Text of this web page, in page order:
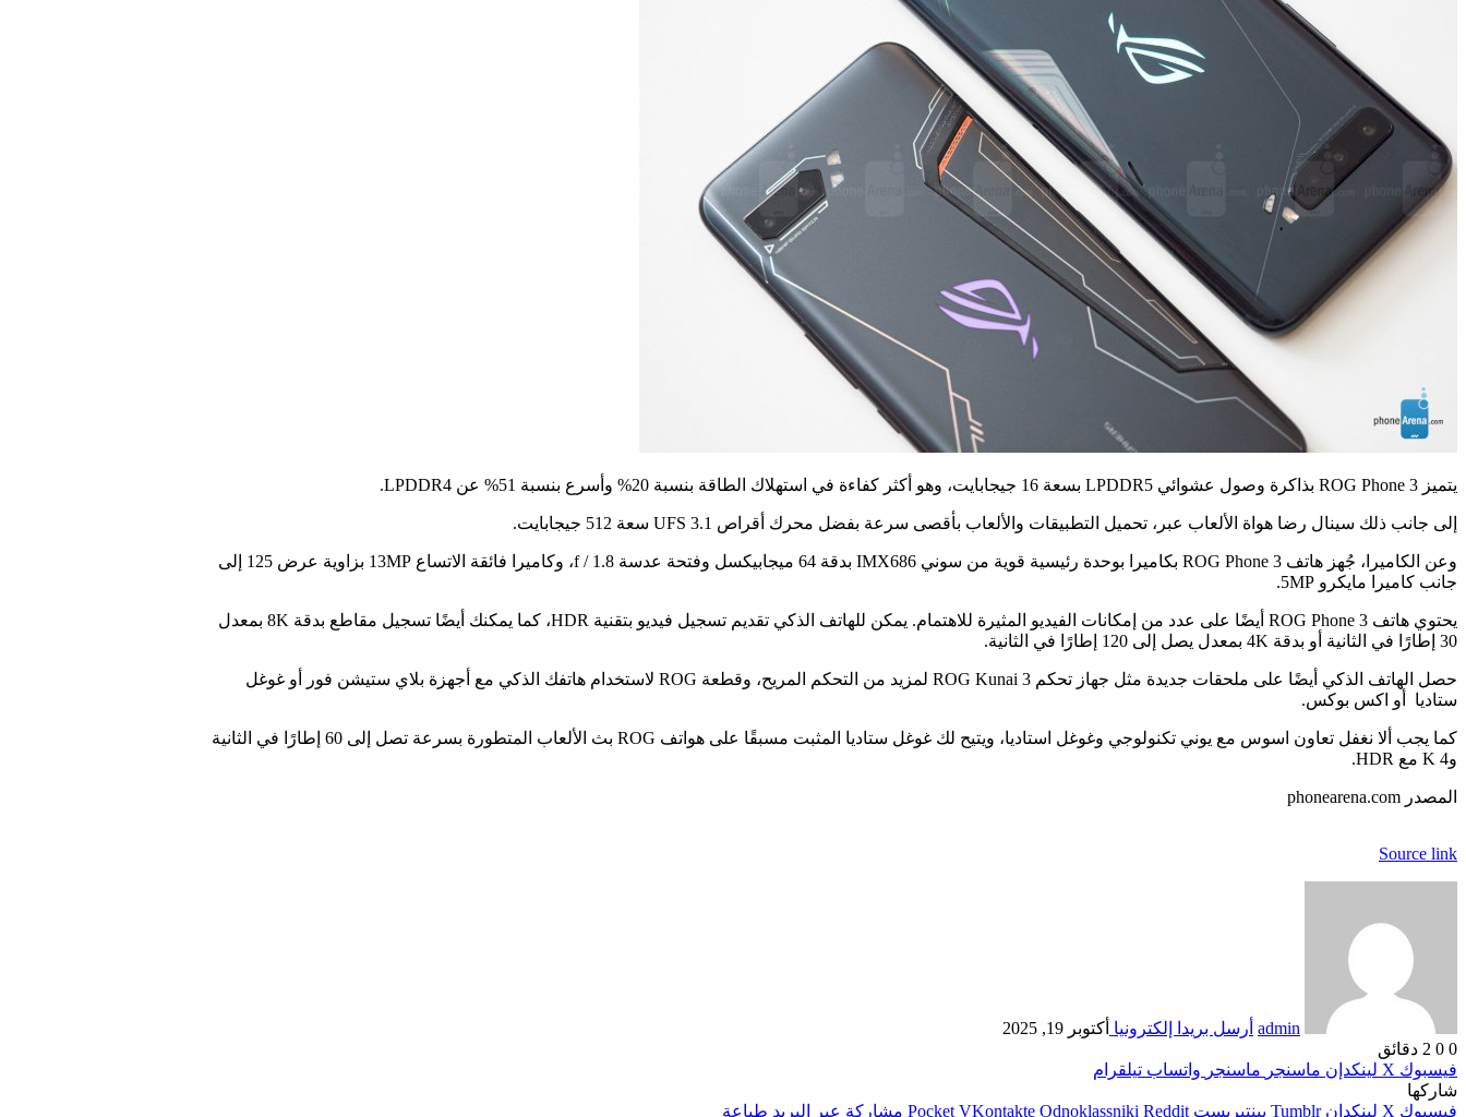
يتميز ROG Phone 3 بذاكرة وصول عشوائي LPDDR5 بسعة 16 جيجابايت، وهو أكثر كفاءة في استهلاك الطاقة بنسبة 20% وأسرع بنسبة 51% عن LPDDR4.
إلى جانب ذلك سينال رضا هواة الألعاب عبر، تحميل التطبيقات والألعاب بأقصى سرعة بفضل محرك أقراص UFS 3.1 سعة 512 جيجابايت.
وعن الكاميرا، جُهز هاتف ROG Phone 3 بكاميرا بوحدة رئيسية قوية من سوني IMX686 بدقة 64 ميجابيكسل وفتحة عدسة f / 1.8، وكاميرا فائقة الاتساع 13MP بزاوية عرض 125 إلى
جانب كاميرا مايكرو 5MP.
يحتوي هاتف ROG Phone 3 أيضًا على عدد من إمكانات الفيديو المثيرة للاهتمام. يمكن للهاتف الذكي تقديم تسجيل فيديو بتقنية HDR، كما يمكنك أيضًا تسجيل مقاطع بدقة 8K بمعدل
30 إطارًا في الثانية أو بدقة 4K بمعدل يصل إلى 120 إطارًا في الثانية.
حصل الهاتف الذكي أيضًا على ملحقات جديدة مثل جهاز تحكم ROG Kunai 3 لمزيد من التحكم المريح، وقطعة ROG لاستخدام هاتفك الذكي مع أجهزة بلاي ستيشن فور أو غوغل
ستاديا أو اكس بوكس.
كما يجب ألا نغفل تعاون اسوس مع يوني تكنولوجي وغوغل استاديا، ويتيح لك غوغل ستاديا المثبت مسبقًا على هواتف ROG بث الألعاب المتطورة بسرعة تصل إلى 60 إطارًا في الثانية
و4 K مع HDR.
المصدر phonearena.com
Source link
admin أرسل بريدا إلكترونيا أكتوبر 19, 2025
0
2 دقائق
فيسبوك ‫X لينكدإن ماسنجر ماسنجر واتساب تيلقرام
شاركها
فيسبوك ‫X لينكدإن بينتيريست Odnoklassniki
‫Pocket مشاركة عبر البريد طباعة